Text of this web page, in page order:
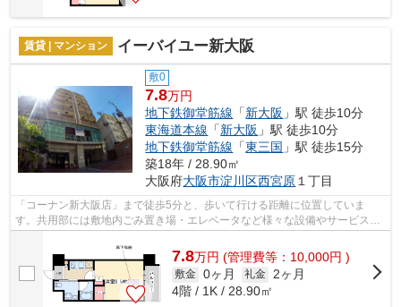
賃貸 | マンション イーバイユー新大阪
敷0
7.8万円
地下鉄御堂筋線 「新大阪 」駅 徒歩10分
東海道本線 「新大阪 」駅 徒歩10分
地下鉄御堂筋線 「東三国 」駅 徒歩15分
築18年 / 28.90㎡
大阪府大阪市淀川区西宮原 １丁目
「コーナン新大阪店」まで徒歩5分と、歩いて行ける距離に位置していま
す。共用部には敷地内ごみ置き場・エレベータなど様々な設備やサービスが
揃っているので便利です。目立つ外観と洗...
7.8万円 (管理費等：10,000円 )
敷金 0ヶ月 礼金
2ヶ月
4階 / 1K / 28.90㎡